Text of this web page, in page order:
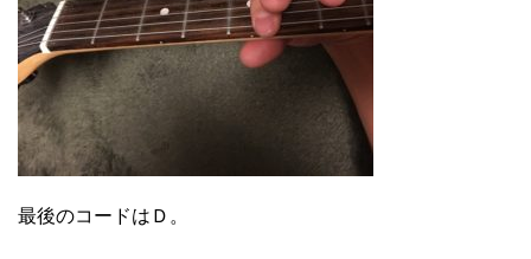
最後のコードはＤ。